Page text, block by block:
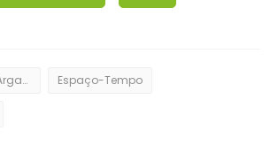
Enrique Roberto Argañaraz Espaço-Tempo